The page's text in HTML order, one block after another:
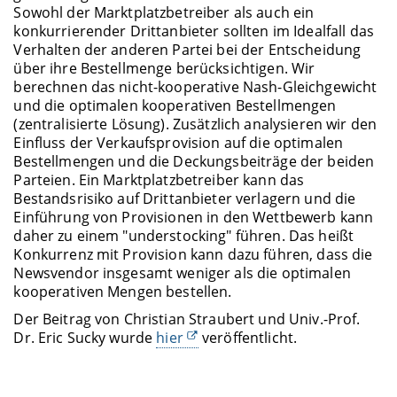
Sowohl der Marktplatzbetreiber als auch ein
konkurrierender Drittanbieter sollten im Idealfall das
Verhalten der anderen Partei bei der Entscheidung
über ihre Bestellmenge berücksichtigen. Wir
berechnen das nicht-kooperative Nash-Gleichgewicht
und die optimalen kooperativen Bestellmengen
(zentralisierte Lösung). Zusätzlich analysieren wir den
Einfluss der Verkaufsprovision auf die optimalen
Bestellmengen und die Deckungsbeiträge der beiden
Parteien. Ein Marktplatzbetreiber kann das
Bestandsrisiko auf Drittanbieter verlagern und die
Einführung von Provisionen in den Wettbewerb kann
daher zu einem "understocking" führen. Das heißt
Konkurrenz mit Provision kann dazu führen, dass die
Newsvendor insgesamt weniger als die optimalen
kooperativen Mengen bestellen.
Der Beitrag von Christian Straubert und Univ.-Prof.
Dr. Eric Sucky wurde hier veröffentlicht.